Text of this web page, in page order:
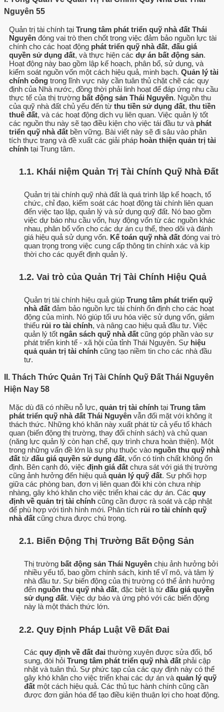
Nguyên 55
Quản trị tài chính tại Trung tâm phát triển quỹ nhà đất Thái
Nguyên đóng vai trò then chốt trong việc đảm bảo nguồn lực tài
chính cho các hoạt động phát triển quỹ nhà đất, đấu giá
quyền sử dụng đất, và thực hiện các dự án bất động sản.
Hoạt động này bao gồm lập kế hoạch, phân bổ, sử dụng, và
kiểm soát nguồn vốn một cách hiệu quả, minh bạch. Quản lý tài
chính công trong lĩnh vực này cần tuân thủ chặt chẽ các quy
định của Nhà nước, đồng thời phải linh hoạt để đáp ứng nhu cầu
thực tế của thị trường bất động sản Thái Nguyên. Nguồn thu
của quỹ nhà đất chủ yếu đến từ thu tiền sử dụng đất, thu tiền
thuê đất, và các hoạt động dịch vụ liên quan. Việc quản lý tốt
các nguồn thu này sẽ tạo điều kiện cho việc tái đầu tư và phát
triển quỹ nhà đất bền vững. Bài viết này sẽ đi sâu vào phân
tích thực trạng và đề xuất các giải pháp hoàn thiện quản trị tài
chính tại Trung tâm.
1.1. Khái niệm Quản Trị Tài Chính Quỹ Nhà Đất
Quản trị tài chính quỹ nhà đất là quá trình lập kế hoạch, tổ
chức, chỉ đạo, kiểm soát các hoạt động tài chính liên quan
đến việc tạo lập, quản lý và sử dụng quỹ đất. Nó bao gồm
việc dự báo nhu cầu vốn, huy động vốn từ các nguồn khác
nhau, phân bổ vốn cho các dự án cụ thể, theo dõi và đánh
giá hiệu quả sử dụng vốn. Kế toán quỹ nhà đất đóng vai trò
quan trọng trong việc cung cấp thông tin chính xác và kịp
thời cho các quyết định quản lý.
1.2. Vai trò của Quản Trị Tài Chính Hiệu Quả
Quản trị tài chính hiệu quả giúp Trung tâm phát triển quỹ
nhà đất đảm bảo nguồn lực tài chính ổn định cho các hoạt
động của mình. Nó giúp tối ưu hóa việc sử dụng vốn, giảm
thiểu rủi ro tài chính, và nâng cao hiệu quả đầu tư. Việc
quản lý tốt ngân sách quỹ nhà đất cũng góp phần vào sự
phát triển kinh tế - xã hội của tỉnh Thái Nguyên. Sự hiệu
quả quản trị tài chính cũng tạo niềm tin cho các nhà đầu
tư.
II. Thách Thức Quản Trị Tài Chính Quỹ Đất Thái Nguyên
Hiện Nay 58
Mặc dù đã có nhiều nỗ lực, quản trị tài chính tại Trung tâm
phát triển quỹ nhà đất Thái Nguyên vẫn đối mặt với không ít
thách thức. Những khó khăn này xuất phát từ cả yếu tố khách
quan (biến động thị trường, thay đổi chính sách) và chủ quan
(năng lực quản lý còn hạn chế, quy trình chưa hoàn thiện). Một
trong những vấn đề lớn là sự phụ thuộc vào nguồn thu quỹ nhà
đất từ đấu giá quyền sử dụng đất, vốn có tính chất không ổn
định. Bên cạnh đó, việc định giá đất chưa sát với giá thị trường
cũng ảnh hưởng đến hiệu quả quản lý quỹ đất. Sự phối hợp
giữa các phòng ban, đơn vị liên quan đôi khi còn chưa nhịp
nhàng, gây khó khăn cho việc triển khai các dự án. Các quy
định về quản trị tài chính cũng cần được rà soát và cập nhật
để phù hợp với tình hình mới. Phân tích rủi ro tài chính quỹ
nhà đất cũng chưa được chú trọng.
2.1. Biến Động Thị Trường Bất Động Sản
Thị trường bất động sản Thái Nguyên chịu ảnh hưởng bởi
nhiều yếu tố, bao gồm chính sách, kinh tế vĩ mô, và tâm lý
nhà đầu tư. Sự biến động của thị trường có thể ảnh hưởng
đến nguồn thu quỹ nhà đất, đặc biệt là từ đấu giá quyền
sử dụng đất. Việc dự báo và ứng phó với các biến động
này là một thách thức lớn.
2.2. Quy Định Pháp Luật Về Đất Đai
Các quy định về đất đai thường xuyên được sửa đổi, bổ
sung, đòi hỏi Trung tâm phát triển quỹ nhà đất phải cập
nhật và tuân thủ. Sự phức tạp của các quy định này có thể
gây khó khăn cho việc triển khai các dự án và quản lý quỹ
đất một cách hiệu quả. Các thủ tục hành chính cũng cần
được đơn giản hóa để tạo điều kiện thuận lợi cho hoạt động.